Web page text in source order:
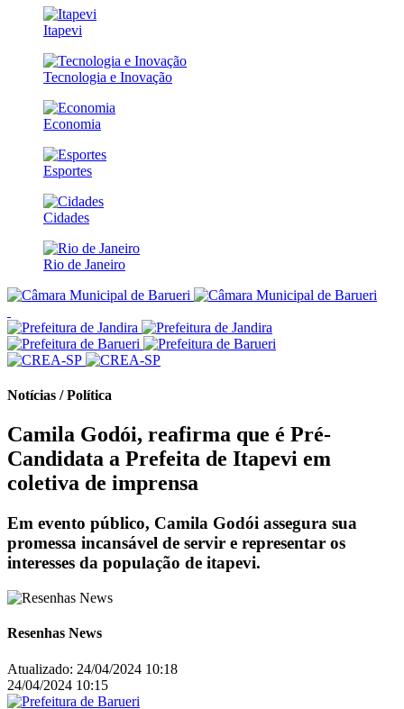
Itapevi
Tecnologia e Inovação
Economia
Esportes
Cidades
Rio de Janeiro
Notícias / Política
Camila Godói, reafirma que é Pré-
Candidata a Prefeita de Itapevi em
coletiva de imprensa
Em evento público, Camila Godói assegura sua
promessa incansável de servir e representar os
interesses da população de itapevi.
Resenhas News
Atualizado: 24/04/2024 10:18
24/04/2024 10:15